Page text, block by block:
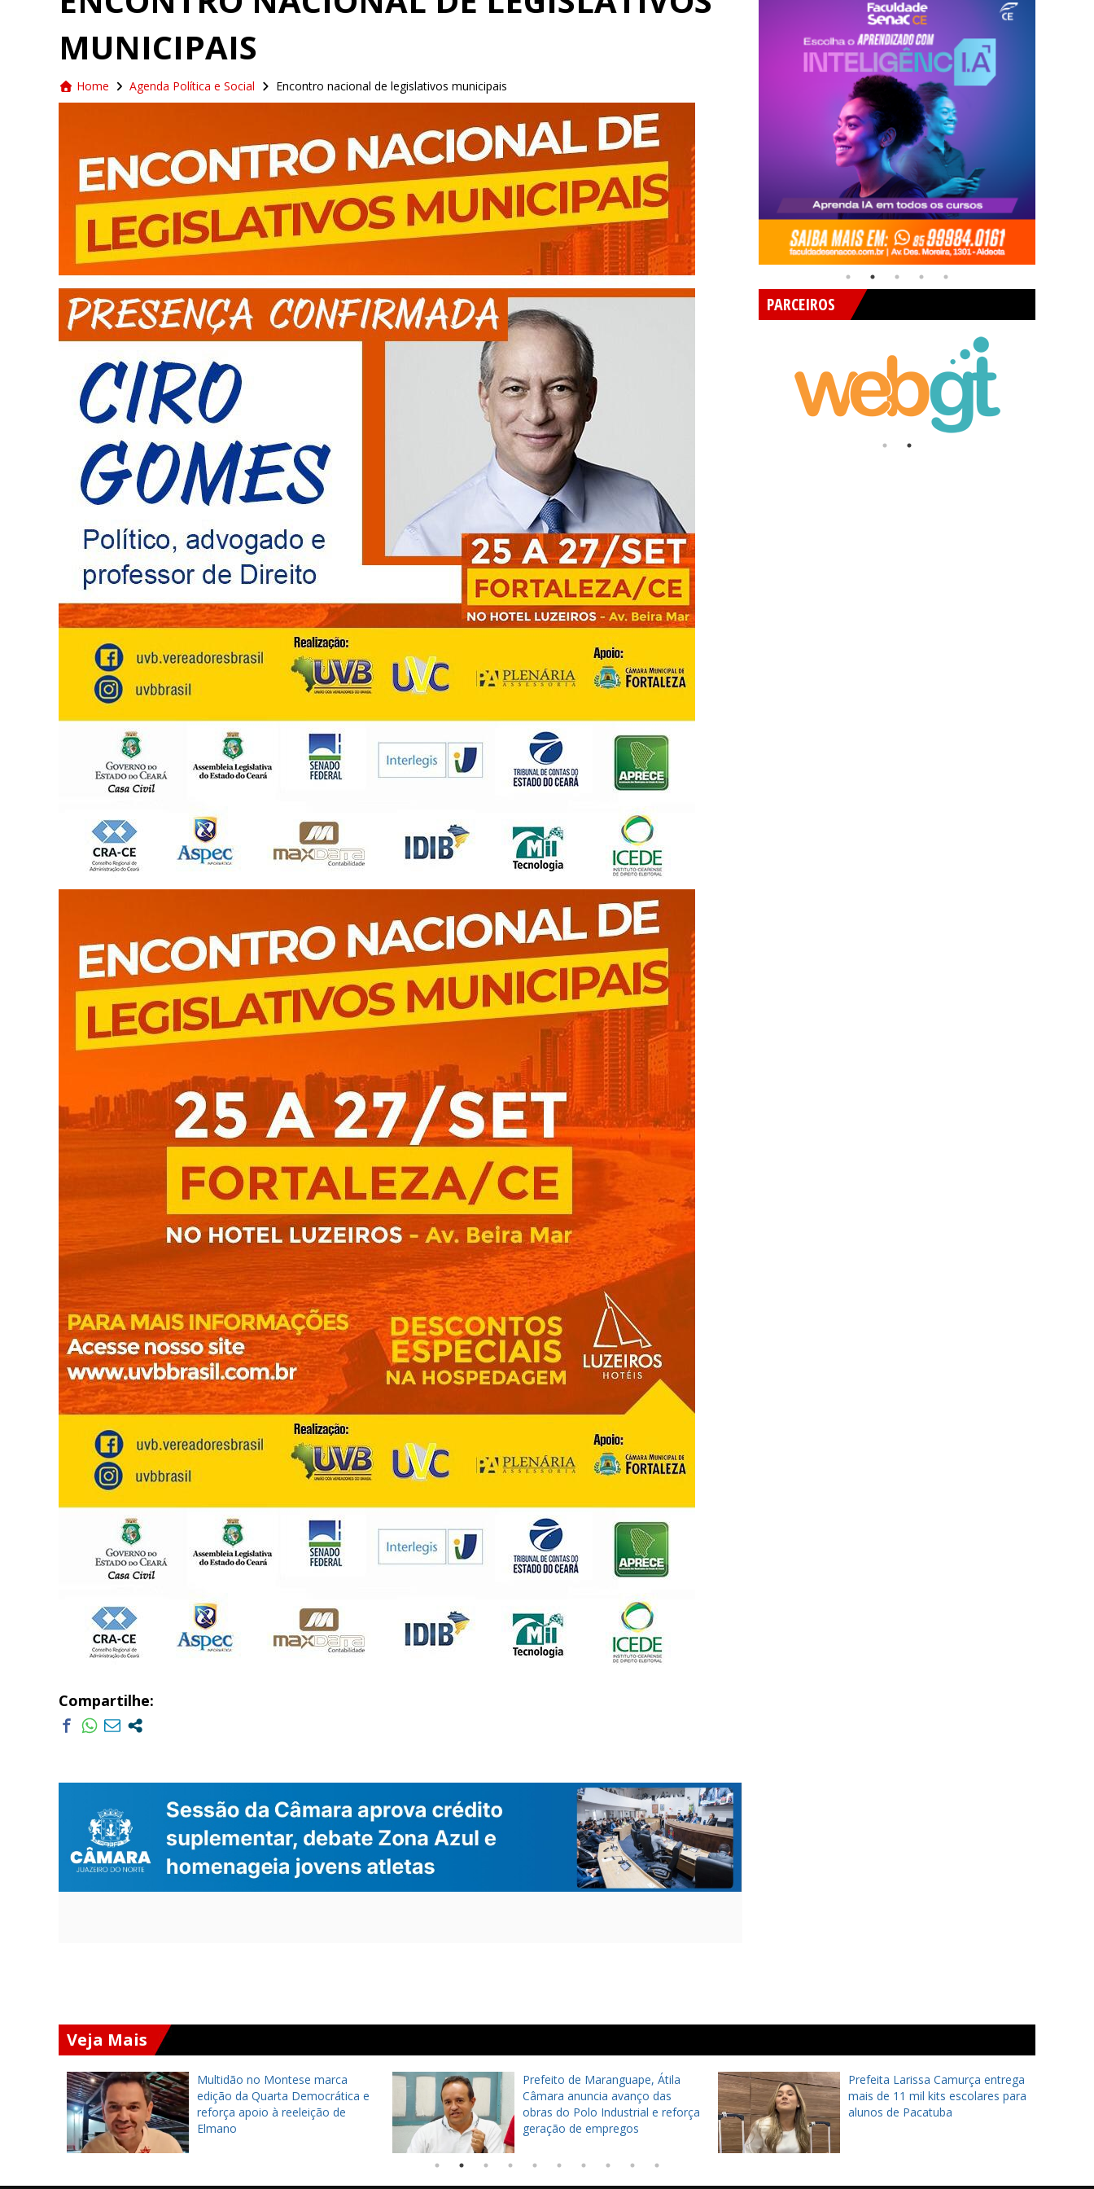
MUNICIPAIS
Home Agenda Política e Social Encontro nacional de legislativos municipais
Compartilhe:
PARCEIROS
Veja Mais
Multidão no Montese marca
edição da Quarta Democrática e
reforça apoio à reeleição de
Elmano
Prefeito de Maranguape, Átila
Câmara anuncia avanço das
obras do Polo Industrial e reforça
geração de empregos
Prefeita Larissa Camurça entrega
mais de 11 mil kits escolares para
alunos de Pacatuba